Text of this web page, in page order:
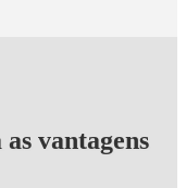
vantagens